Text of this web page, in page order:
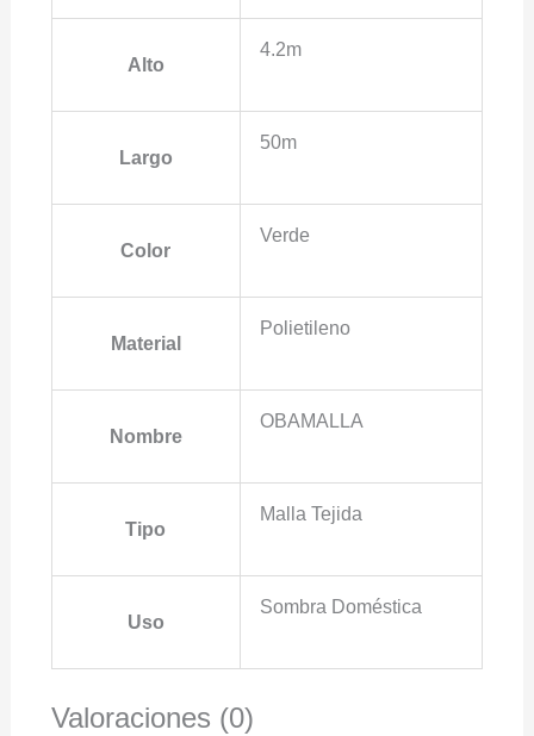
Alto
4.2m
Largo
50m
Color
Verde
Material
Polietileno
Nombre
OBAMALLA
Tipo
Malla Tejida
Uso
Sombra Doméstica
Valoraciones (0)